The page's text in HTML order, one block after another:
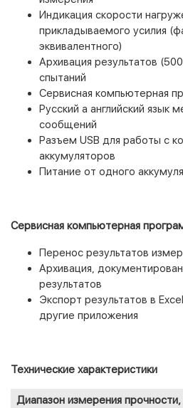
Индикация скорости
прикладываемого усилия
эквивалентного)
Архивация результатов
спытаний
Сервисная компьютерная
Русский а английский язык
сообщений
Разъем USB для работы с
аккумуляторов
Питание от одного
Сервисная компьютерная
Перенос результатов
Архивация,
результатов
Экспорт результатов в
другие приложения
Технические характеристики
Диапазон измерения